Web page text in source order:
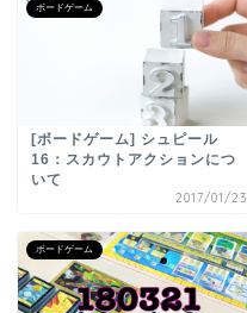
ボードゲーム
[ボードゲーム] シュピール
16：スカウトアクションにつ
いて
2017/01/23
ボードゲーム